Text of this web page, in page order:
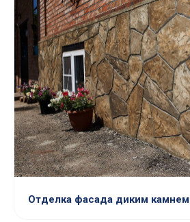
Отделка фасада диким камнем